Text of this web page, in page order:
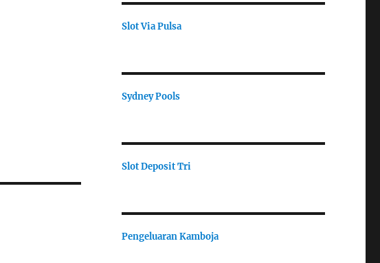
Slot Via Pulsa
Sydney Pools
Slot Deposit Tri
Pengeluaran Kamboja